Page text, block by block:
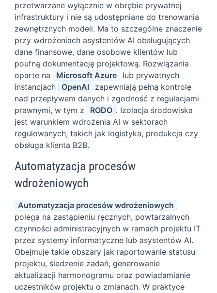
przetwarzane wyłącznie w obrębie prywatnej
infrastruktury i nie są udostępniane do trenowania
zewnętrznych modeli. Ma to szczególne znaczenie
przy wdrożeniach asystentów AI obsługujących
dane finansowe, dane osobowe klientów lub
poufną dokumentację projektową. Rozwiązania
oparte na
Microsoft Azure
lub prywatnych
instancjach
OpenAI
zapewniają pełną kontrolę
nad przepływem danych i zgodność z regulacjami
prawnymi, w tym z
RODO . Izolacja środowiska
jest warunkiem wdrożenia AI w sektorach
regulowanych, takich jak logistyka, produkcja czy
obsługa klienta B2B.
Automatyzacja procesów
wdrożeniowych
Automatyzacja procesów wdrożeniowych
polega na zastąpieniu ręcznych, powtarzalnych
czynności administracyjnych w ramach projektu IT
przez systemy informatyczne lub asystentów AI.
Obejmuje takie obszary jak raportowanie statusu
projektu, śledzenie zadań, generowanie
aktualizacji harmonogramu oraz powiadamianie
uczestników projektu o zmianach. W praktyce